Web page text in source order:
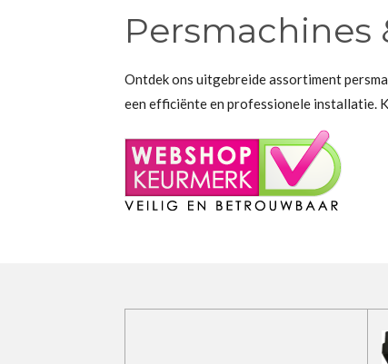
Persmachines
Ontdek ons uitgebreide assortiment
een efficiënte en professionele installatie.